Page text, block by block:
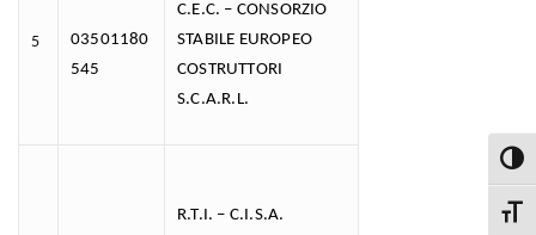
5
03501180
545
C.E.C. – CONSORZIO
STABILE EUROPEO
COSTRUTTORI
S.C.A.R.L.
R.T.I. – C.I.S.A.